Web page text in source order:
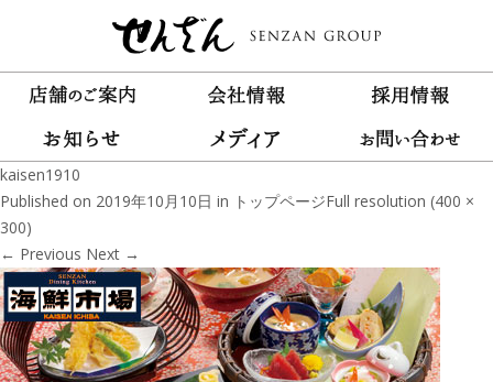
kaisen1910
Published on 2019年10月10日 in トップページFull resolution (400 ×
300)
← Previous Next →